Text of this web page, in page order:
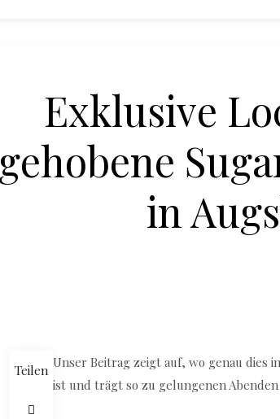
Exklusive
gehobene
in
Teilen Unser Beitrag zeigt auf, wo genau dies
ist und trägt so zu gelungenen